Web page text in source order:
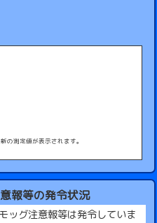
の測定値が表示されます。
報等の発令状況
ッグ注意報等は発令していま